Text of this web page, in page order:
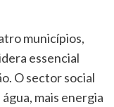
municípios,
essencial
O sector social
mais energia